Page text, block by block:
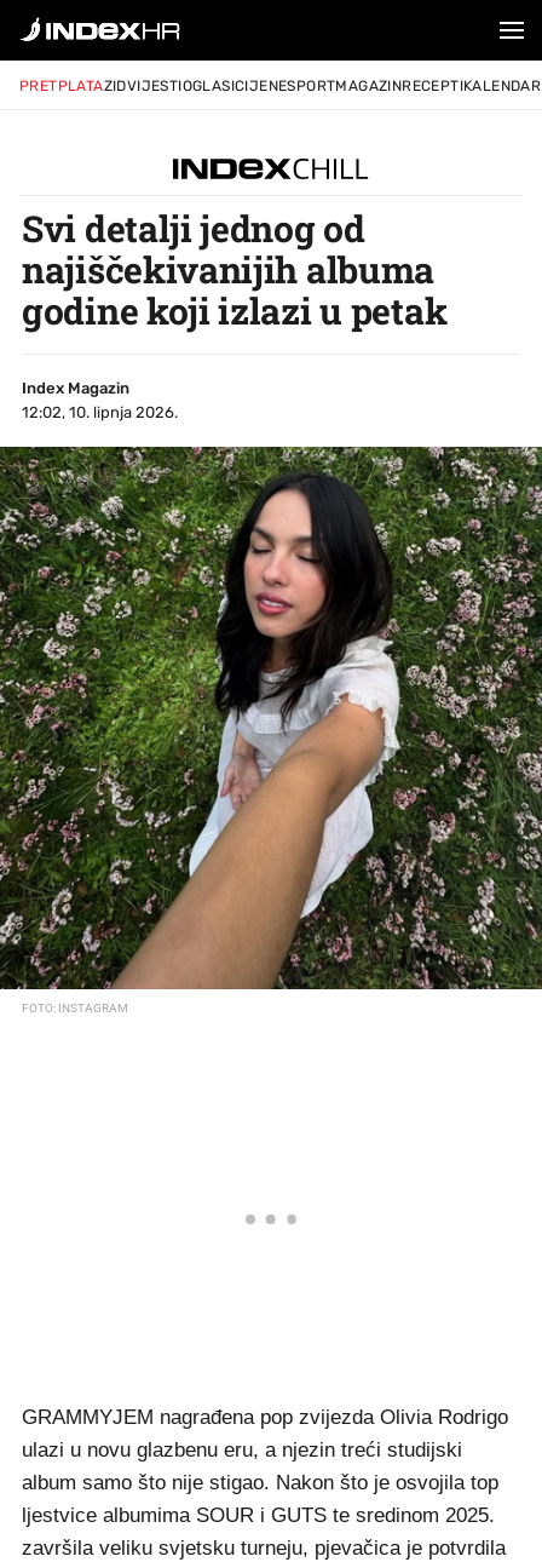
PRETPLATAZIDVIJESTIOGLASICIJENESPORTMAGAZINRECEPTIKALENDAR
Svi detalji jednog od
najiščekivanijih albuma
godine koji izlazi u petak
Index Magazin
12:02, 10. lipnja 2026.
FOTO: INSTAGRAM
GRAMMYJEM nagrađena pop zvijezda Olivia Rodrigo
ulazi u novu glazbenu eru, a njezin treći studijski
album samo što nije stigao. Nakon što je osvojila top
ljestvice albumima SOUR i GUTS te sredinom 2025.
završila veliku svjetsku turneju, pjevačica je potvrdila